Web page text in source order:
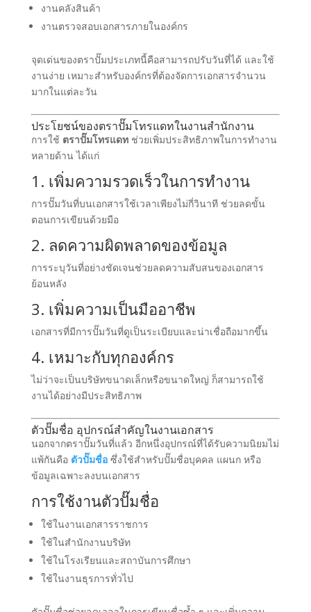
งานคลังสินค้า
งานตรวจสอบเอกสารภายในองค์กร
จุดเด่นของตราปั๊มประเภทนี้คือสามารถปรับวันที่ได้ และใช้
งานง่าย เหมาะสำหรับองค์กรที่ต้องจัดการเอกสารจำนวน
มากในแต่ละวัน
ประโยชน์ของตราปั๊มโทรแดทในงานสำนักงาน
การใช้ ตราปั๊มโทรแดทช่วยเพิ่มประสิทธิภาพในการทำงาน
หลายด้าน ได้แก่
1. เพิ่มความรวดเร็วในการทำงาน
การปั๊มวันที่บนเอกสารใช้เวลาเพียงไม่กี่วินาที ช่วยลดขั้น
ตอนการเขียนด้วยมือ
2. ลดความผิดพลาดของข้อมูล
การระบุวันที่อย่างชัดเจนช่วยลดความสับสนของเอกสาร
ย้อนหลัง
3. เพิ่มความเป็นมืออาชีพ
เอกสารที่มีการปั๊มวันที่ดูเป็นระเบียบและน่าเชื่อถือมากขึ้น
4. เหมาะกับทุกองค์กร
ไม่ว่าจะเป็นบริษัทขนาดเล็กหรือขนาดใหญ่ ก็สามารถใช้
งานได้อย่างมีประสิทธิภาพ
ตัวปั๊มชื่อ อุปกรณ์สำคัญในงานเอกสาร
นอกจากตราปั๊มวันที่แล้ว อีกหนึ่งอุปกรณ์ที่ได้รับความนิยมไม่
แพ้กันคือ ตัวปั๊มชื่อซึ่งใช้สำหรับปั๊มชื่อบุคคล แผนก หรือ
ข้อมูลเฉพาะลงบนเอกสาร
การใช้งานตัวปั๊มชื่อ
ใช้ในงานเอกสารราชการ
ใช้ในสำนักงานบริษัท
ใช้ในโรงเรียนและสถาบันการศึกษา
ใช้ในงานธุรการทั่วไป